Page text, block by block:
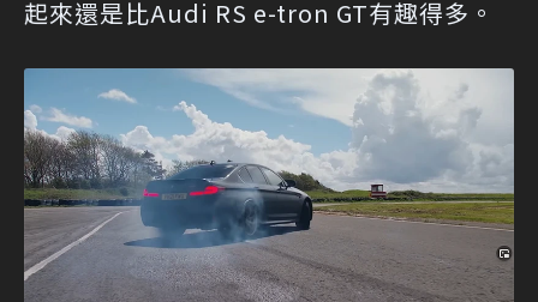
起來還是比Audi RS e-tron GT有趣得多。